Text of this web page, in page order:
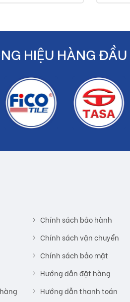
HIỆU HÀNG ĐẦU
Chính sách bảo hành
Chính sách vận chuyển
Chính sách bảo mật
Hướng dẫn đặt hàng
Hướng dẫn thanh toán